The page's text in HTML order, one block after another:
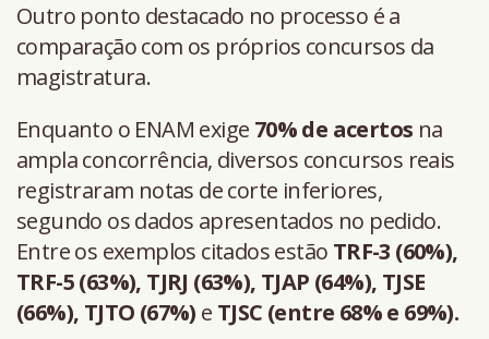
Outro ponto destacado no processo é a
comparação com os próprios concursos da
magistratura.
Enquanto o ENAM exige 70% de acertos na
ampla concorrência, diversos concursos reais
registraram notas de corte inferiores,
segundo os dados apresentados no pedido.
Entre os exemplos citados estão TRF-3 (60%),
TRF-5 (63%), TJRJ (63%), TJAP (64%), TJSE
(66%), TJTO (67%) e TJSC (entre 68% e 69%).